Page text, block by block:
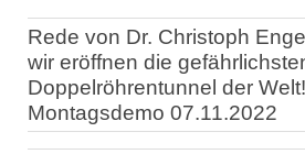
Rede von Dr. Christoph
wir eröffnen die
Doppelröhrentunnel der
Montagsdemo 07.11.2022